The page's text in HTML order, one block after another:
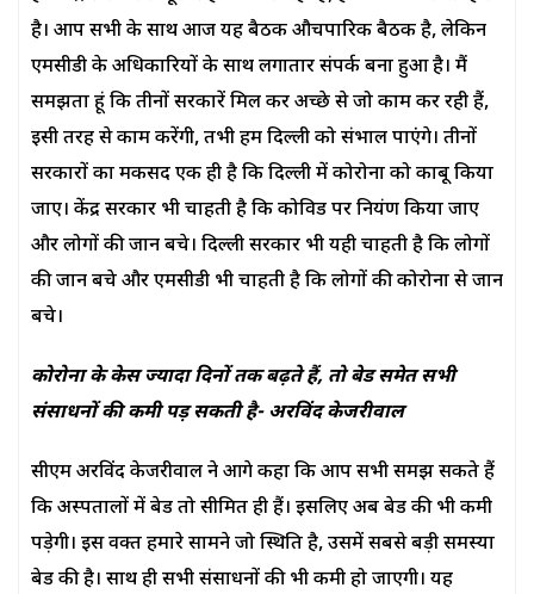
है। आप सभी के साथ आज यह बैठक औचपारिक बैठक है, लेकिन
एमसीडी के अधिकारियों के साथ लगातार संपर्क बना हुआ है। मैं
समझता हूं कि तीनों सरकारें मिल कर अच्छे से जो काम कर रही हैं,
इसी तरह से काम करेंगी, तभी हम दिल्ली को संभाल पाएंगे। तीनों
सरकारों का मकसद एक ही है कि दिल्ली में कोरोना को काबू किया
जाए। केंद्र सरकार भी चाहती है कि कोविड पर नियंत्रण किया जाए
और लोगों की जान बचे। दिल्ली सरकार भी यही चाहती है कि लोगों
की जान बचे और एमसीडी भी चाहती है कि लोगों की कोरोना से जान
बचे।
कोरोना के केस ज्यादा दिनों तक बढ़ते हैं, तो बेड समेत सभी
संसाधनों की कमी पड़ सकती है- अरविंद केजरीवाल
सीएम अरविंद केजरीवाल ने आगे कहा कि आप सभी समझ सकते हैं
कि अस्पतालों में बेड तो सीमित ही हैं। इसलिए अब बेड की भी कमी
पड़ेगी। इस वक्त हमारे सामने जो स्थिति है, उसमें सबसे बड़ी समस्या
बेड की है। साथ ही सभी संसाधनों की भी कमी हो जाएगी। यह